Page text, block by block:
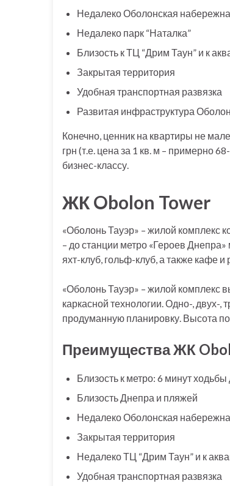
Недалеко Оболонская
Недалеко парк “Наталка”
Близость к ТЦ “Дрим Таун” и к
Закрытая территория
Удобная транспортная развязка
Развитая инфраструктура
Конечно, ценник на квартиры не
грн (т.е. цена за 1 кв. м – примерно
бизнес-классу.
ЖК Obolon Tower
«Оболонь Тауэр» – жилой комплекс
– до станции метро «Героев
яхт-клуб, гольф-клуб, а также кафе и
«Оболонь Тауэр» – жилой комплекс
каркасной технологии. Одно-, двух-
продуманную планировку. Высота
Преимущества ЖК
Близость к метро: 6 минут
Близость Днепра и пляжей
Недалеко Оболонская
Закрытая территория
Недалеко ТЦ “Дрим Таун” и к
Удобная транспортная развязка